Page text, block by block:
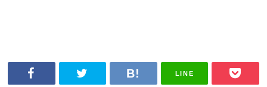
LINE